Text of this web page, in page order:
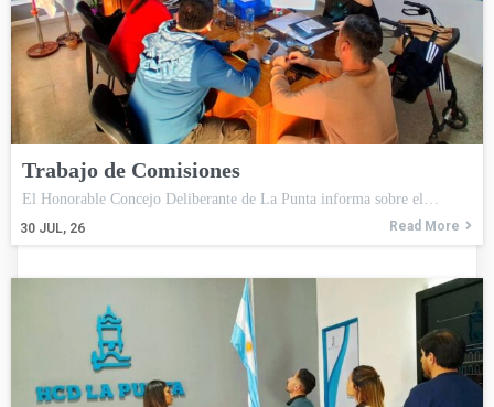
Trabajo de Comisiones
30 JUL, 26
El Honorable Concejo Deliberante de La Punta informa sobre el…
Read More